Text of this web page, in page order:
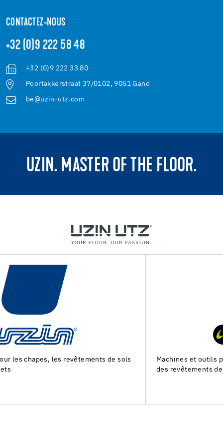
CONTACTEZ-NOUS
+32 (0)9 222 58 48
+32 (0)9 222 33 80
Poortakkerstraat 37/0102, 9051 Gand
be@uzin-utz.com
UZIN. MASTER OF THE FLOOR.
Machines et outils pour la preparation du support et la pose